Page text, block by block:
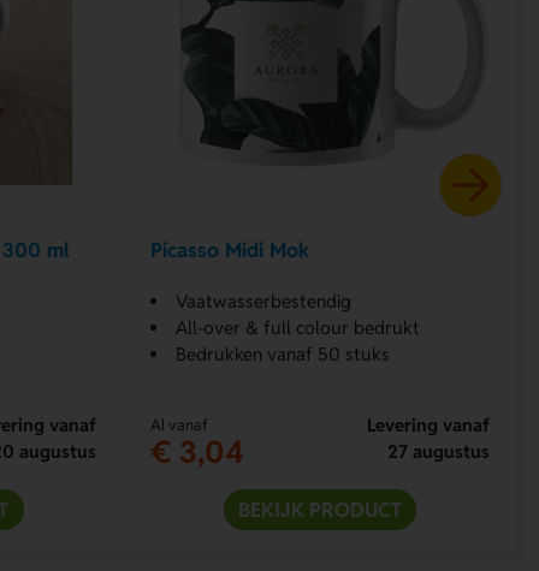
ml
vanaf
augustus
Picasso Midi Mok
Vaatwasserbestendig
All-over & full colour bedrukt
Bedrukken vanaf 50 stuks
Al vanaf
€ 3,04
Levering vanaf
27 augustus
BEKIJK PRODUCT